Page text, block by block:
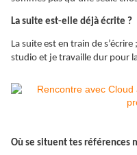
La suite est-elle déjà écrite ?
La suite est en train de
studio et je travaille dur pour
Où se situent tes références